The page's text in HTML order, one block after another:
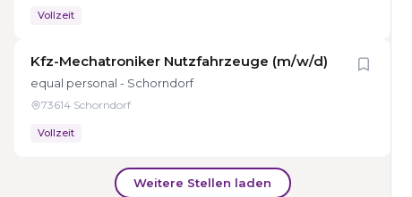
Vollzeit
Kfz-Mechatroniker Nutzfahrzeuge (m/w/d)
equal personal - Schorndorf
73614 Schorndorf
Vollzeit
Weitere Stellen laden